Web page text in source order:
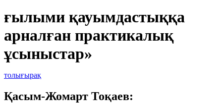
ғылыми қауымдастыққа
арналған практикалық
ұсыныстар»
толығырақ
Қасым-Жомарт Тоқаев: